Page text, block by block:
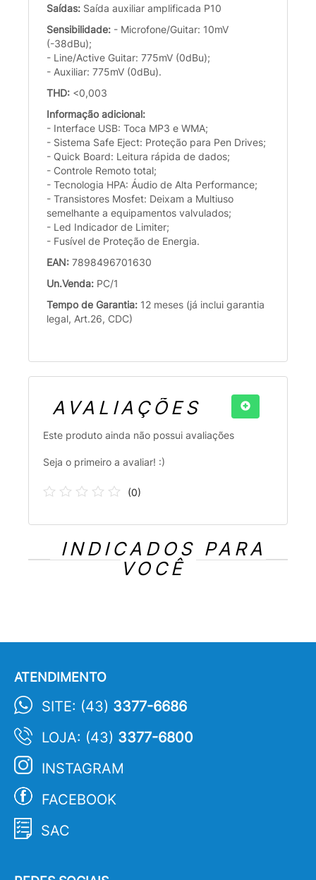
Saídas: Saída auxiliar amplificada P10
Sensibilidade: - Microfone/Guitar: 10mV
(-38dBu);
- Line/Active Guitar: 775mV (0dBu);
- Auxiliar: 775mV (0dBu).
THD: <0,003
Informação adicional:
- Interface USB: Toca MP3 e WMA;
- Sistema Safe Eject: Proteção para Pen Drives;
- Quick Board: Leitura rápida de dados;
- Controle Remoto total;
- Tecnologia HPA: Áudio de Alta Performance;
- Transistores Mosfet: Deixam a Multiuso
semelhante a equipamentos valvulados;
- Led Indicador de Limiter;
- Fusível de Proteção de Energia.
EAN: 7898496701630
Un.Venda: PC/1
Tempo de Garantia: 12 meses (já inclui garantia
legal, Art.26, CDC)
AVALIAÇÕES
Este produto ainda não possui avaliações
Seja o primeiro a avaliar! :)
(0)
INDICADOS PARA
VOCÊ
ATENDIMENTO
SITE: (43) 3377-6686
LOJA: (43) 3377-6800
INSTAGRAM
FACEBOOK
SAC